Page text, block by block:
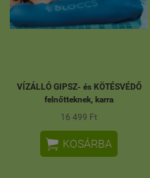
VÍZÁLLÓ GIPSZ- és KÖTÉSVÉDŐ
felnőtteknek, karra
16 499 Ft
 KOSÁRBA